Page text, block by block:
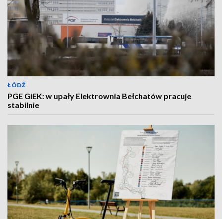
ŁÓDŹ
PGE GiEK: w upały Elektrownia Bełchatów pracuje
stabilnie